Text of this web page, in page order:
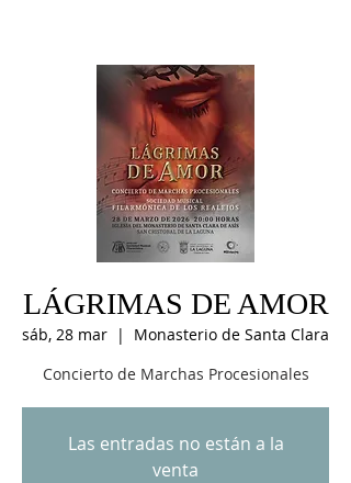
LÁGRIMAS DE AMOR
sáb, 28 mar
  |
Monasterio de Santa Clara
Concierto de Marchas Procesionales
Las entradas no están a la
venta